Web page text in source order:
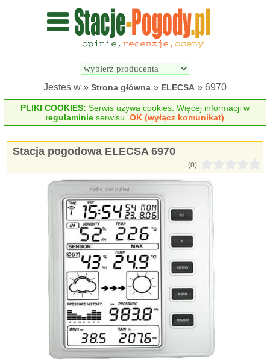
Wyszukiwarka
pogodowych
Jesteś w » Strona główna » ELECSA » 6970
PLIKI COOKIES: Serwis używa cookies. Więcej informacji w
regulaminie serwisu.OK (wyłącz komunikat)
Stacja pogodowa ELECSA 6970
(0)